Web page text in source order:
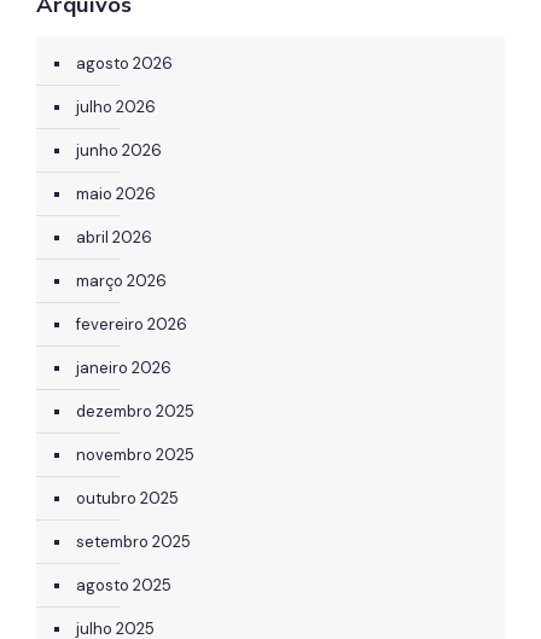
agosto 2026
julho 2026
junho 2026
maio 2026
abril 2026
março 2026
fevereiro 2026
janeiro 2026
dezembro 2025
novembro 2025
outubro 2025
setembro 2025
agosto 2025
julho 2025